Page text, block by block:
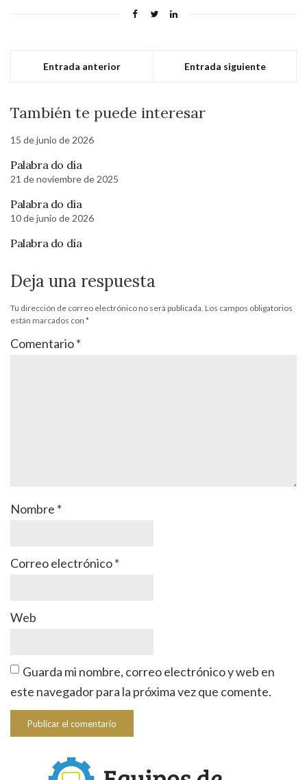
Entrada anterior Entrada siguiente
También te puede interesar
15 de junio de 2026
Palabra do día
21 de noviembre de 2025
Palabra do día
10 de junio de 2026
Palabra do día
Deja una respuesta
Tu dirección de correo electrónico no será publicada. Los campos obligatorios
están marcados con *
Comentario*
Nombre *
Correo electrónico*
Web
Guarda mi nombre, correo electrónico y web en
este navegador para la próxima vez que comente.